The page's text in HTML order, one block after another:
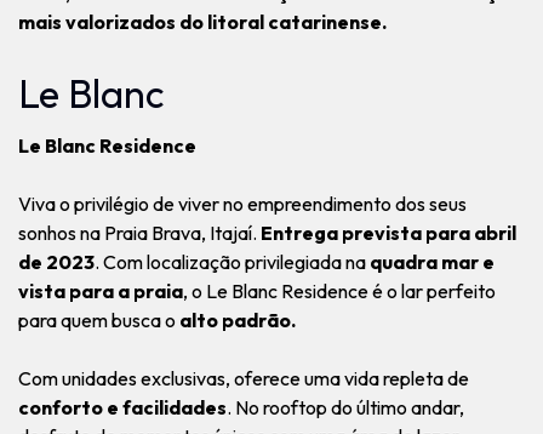
mais valorizados do litoral catarinense.
Le Blanc
Le Blanc Residence
Viva o privilégio de viver no empreendimento dos seus
sonhos na Praia Brava, Itajaí. Entrega prevista para abril
de 2023. Com localização privilegiada na quadra mar e
vista para a praia, o Le Blanc Residence é o lar perfeito
para quem busca o alto padrão.
Com unidades exclusivas, oferece uma vida repleta de
conforto e facilidades. No rooftop do último andar,